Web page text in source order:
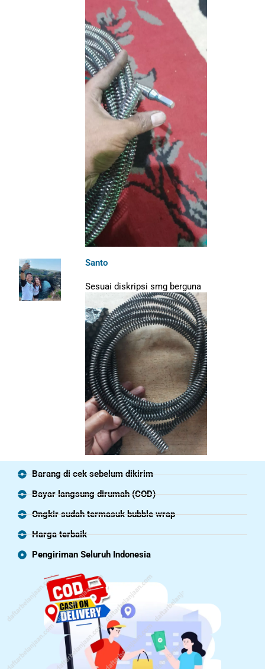
Santo
Sesuai diskripsi smg berguna
Barang di cek sebelum dikirim
Bayar langsung dirumah (COD)
Ongkir sudah termasuk bubble wrap
Harga terbaik
Pengiriman Seluruh Indonesia